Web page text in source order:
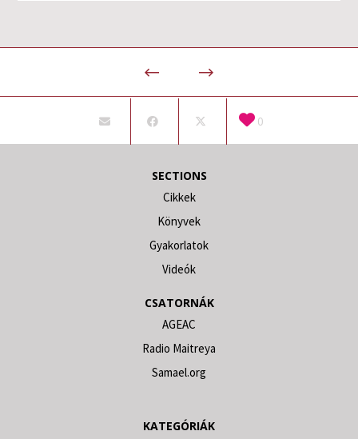
0
SECTIONS
Cikkek
Könyvek
Gyakorlatok
Videók
CSATORNÁK
AGEAC
Radio Maitreya
Samael.org
KATEGÓRIÁK